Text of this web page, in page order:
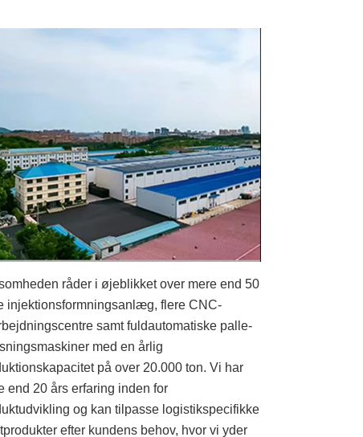
råder i øjeblikket over mere end 50
injektionsformningsanlæg, flere CNC-
samt fuldautomatiske palle-
med en årlig
på over 20.000 ton. Vi har
end 20 års erfaring inden for
og kan tilpasse logistikspecifikke
efter kundens behov, hvor vi yder